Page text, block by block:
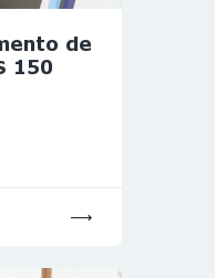
de
150